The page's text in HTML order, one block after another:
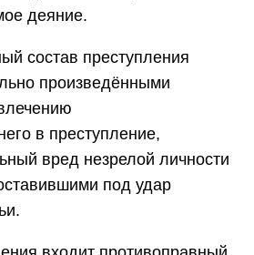
деяние.
состав преступления
произведёнными
в преступление,
вред незрелой личности
под удар